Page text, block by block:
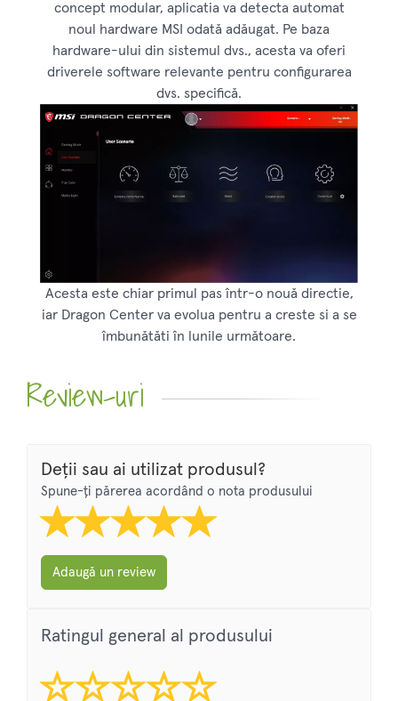
concept modular, aplicatia va detecta automat
noul hardware MSI odată adăugat. Pe baza
hardware-ului din sistemul dvs., acesta va oferi
driverele software relevante pentru configurarea
dvs. specifică.
Acesta este chiar primul pas într-o nouă directie,
iar Dragon Center va evolua pentru a creste si a se
îmbunătăti în lunile următoare.
Review-uri
Deții sau ai utilizat produsul?
Spune-ți părerea acordând o nota produsului
Adaugă un review
Ratingul general al produsului